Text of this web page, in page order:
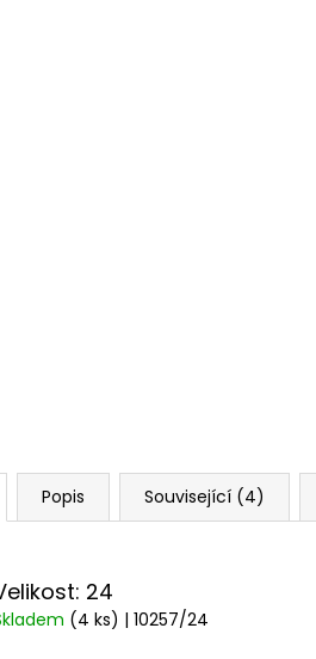
Popis Související (4)
24
(4 ks) | 10257/24